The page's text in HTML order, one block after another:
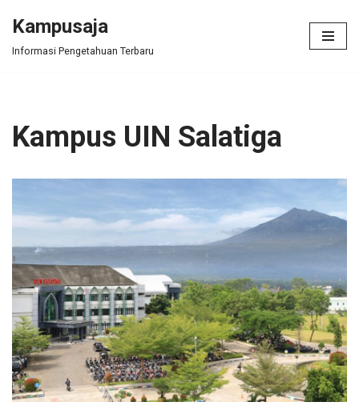
Skip
Kampusaja
Informasi Pengetahuan Terbaru
Kampus UIN Salatiga